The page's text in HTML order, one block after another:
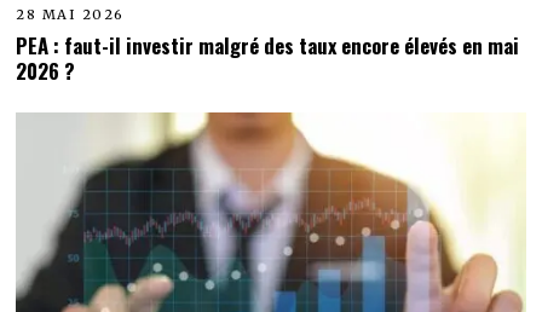
28 MAI 2026
PEA : faut-il investir malgré des taux encore élevés en mai
2026 ?